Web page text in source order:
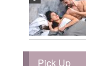
Pick Up